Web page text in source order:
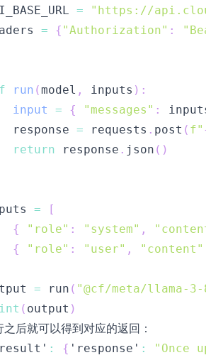
=
"https://
= { "Authorization" :
run (model , inputs ) :
input
= { "messages" :
response
= requests . post ( f"
return response . json ( )
=
[
{
"role" : "system" ,
{
"role" : "user" , "content"
= run ( "@cf/meta/llama-
( output )
之后就可以得到对应的返回：
: { 'response' : "Once